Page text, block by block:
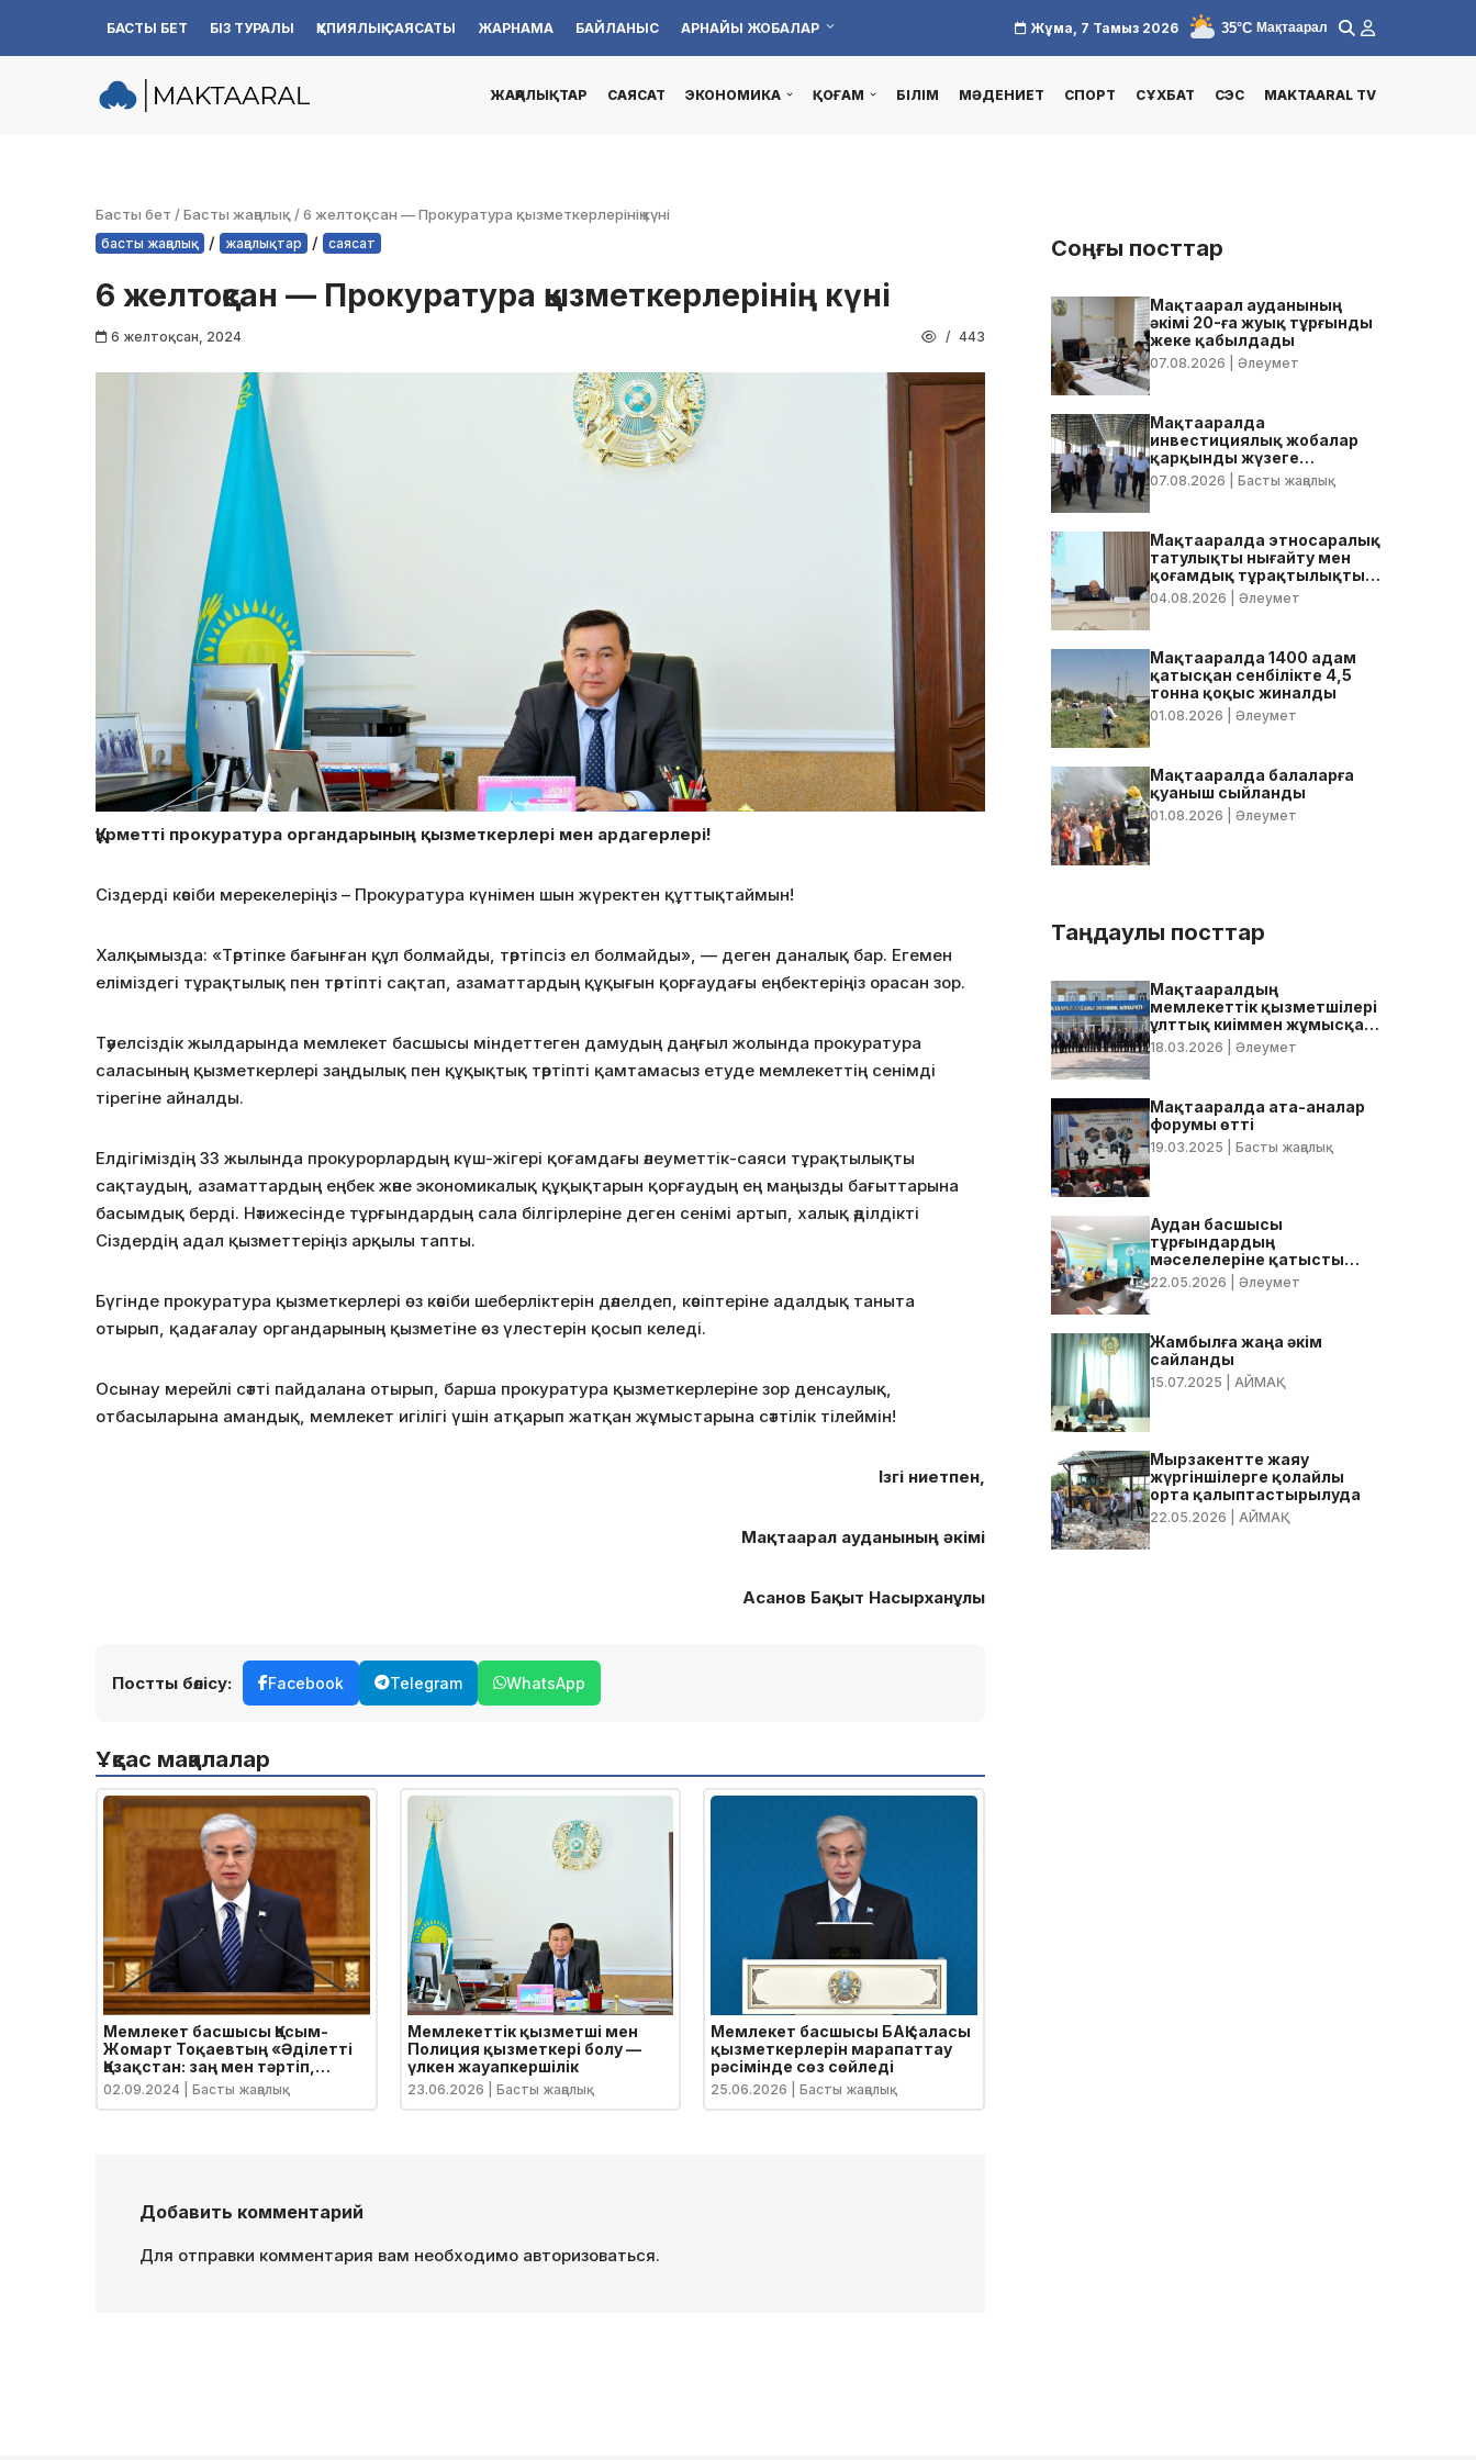
Skip
БАСТЫ БЕТ БІЗ ТУРАЛЫ ҚҰПИЯЛЫҚ САЯСАТЫ ЖАРНАМА БАЙЛАНЫС АРНАЙЫ ЖОБАЛАР Жұма, 7 Тамыз 2026 35°C Мақтаарал
ЖАҢАЛЫҚТАР САЯСАТ ЭКОНОМИКА ҚОҒАМ БІЛІМ МӘДЕНИЕТ СПОРТ СҰХБАТ СЭС MAKTAARAL TV
Басты бет /Басты жаңалық /6 желтоқсан — Прокуратура қызметкерлерінің күні
басты жаңалық / жаңалықтар / саясат
6 желтоқсан — Прокуратура қызметкерлерінің күні
6 желтоқсан, 2024 443
Құрметті прокуратура органдарының қызметкерлері мен ардагерлері!
Сіздерді кәсіби мерекелеріңіз – Прокуратура күнімен шын жүректен құттықтаймын!
Халқымызда: «Тәртіпке бағынған құл болмайды, тәртіпсіз ел болмайды», — деген даналық бар. Егемен
еліміздегі тұрақтылық пен тәртіпті сақтап, азаматтардың құқығын қорғаудағы еңбектеріңіз орасан зор.
Тәуелсіздік жылдарында мемлекет басшысы міндеттеген дамудың даңғыл жолында прокуратура
саласының қызметкерлері заңдылық пен құқықтық тәртіпті қамтамасыз етуде мемлекеттің сенімді
тірегіне айналды.
Елдігіміздің 33 жылында прокурорлардың күш-жігері қоғамдағы әлеуметтік-саяси тұрақтылықты
сақтаудың, азаматтардың еңбек және экономикалық құқықтарын қорғаудың ең маңызды бағыттарына
басымдық берді. Нәтижесінде тұрғындардың сала білгірлеріне деген сенімі артып, халық әділдікті
Сіздердің адал қызметтеріңіз арқылы тапты.
Бүгінде прокуратура қызметкерлері өз кәсіби шеберліктерін дәлелдеп, кәсіптеріне адалдық таныта
отырып, қадағалау органдарының қызметіне өз үлестерін қосып келеді.
Осынау мерейлі сәтті пайдалана отырып, барша прокуратура қызметкерлеріне зор денсаулық,
отбасыларына амандық, мемлекет игілігі үшін атқарып жатқан жұмыстарына сәттілік тілеймін!
Ізгі ниетпен,
Мақтаарал ауданының әкімі
Асанов Бақыт Насырханұлы
Постты бөлісу: Facebook Telegram WhatsApp
Ұқсас мақалалар
Мемлекет басшысы Қасым-
Жомарт Тоқаевтың «Әділетті
Қазақстан: заң мен тәртіп,
экономикалық өсім, қоғамдық
оптимизм» атты Қазақстан
02.09.2024 | Басты жаңалық
Мемлекеттік қызметші мен
Полиция қызметкері болу —
үлкен жауапкершілік
23.06.2026 | Басты жаңалық
Мемлекет басшысы БАҚ саласы
қызметкерлерін марапаттау
рәсімінде сөз сөйледі
25.06.2026 | Басты жаңалық
Добавить комментарий
Для отправки комментария вам необходимо авторизоваться.
Соңғы посттар
Мақтаарал ауданының
әкімі 20-ға жуық тұрғынды
жеке қабылдады
07.08.2026 | Әлеумет
Мақтааралда
инвестициялық жобалар
қарқынды жүзеге
асырылуда
07.08.2026 | Басты жаңалық
Мақтааралда этносаралық
татулықты нығайту мен
қоғамдық тұрақтылықты
қамтамасыз ету бойынша
жедел кеңес өтті
04.08.2026 | Әлеумет
Мақтааралда 1400 адам
қатысқан сенбілікте 4,5
тонна қоқыс жиналды
01.08.2026 | Әлеумет
Мақтааралда балаларға
қуаныш сыйланды
01.08.2026 | Әлеумет
Таңдаулы посттар
Мақтааралдың
мемлекеттік қызметшілері
ұлттық киіммен жұмысқа
келді
18.03.2026 | Әлеумет
Мақтааралда ата-аналар
форумы өтті
19.03.2025 | Басты жаңалық
Аудан басшысы
тұрғындардың
мәселелеріне қатысты
нақты тапсырмалар берді
22.05.2026 | Әлеумет
Жамбылға жаңа әкім
сайланды
15.07.2025 | АЙМАҚ
Мырзакентте жаяу
жүргіншілерге қолайлы
орта қалыптастырылуда
22.05.2026 | АЙМАҚ